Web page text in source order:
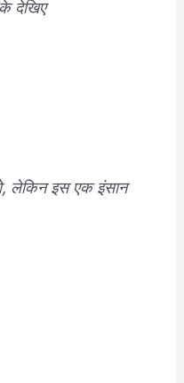
देखिए
लेकिन इस एक इंसान